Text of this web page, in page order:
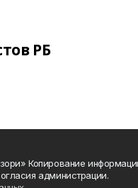
РБ
Копирование
администрации.